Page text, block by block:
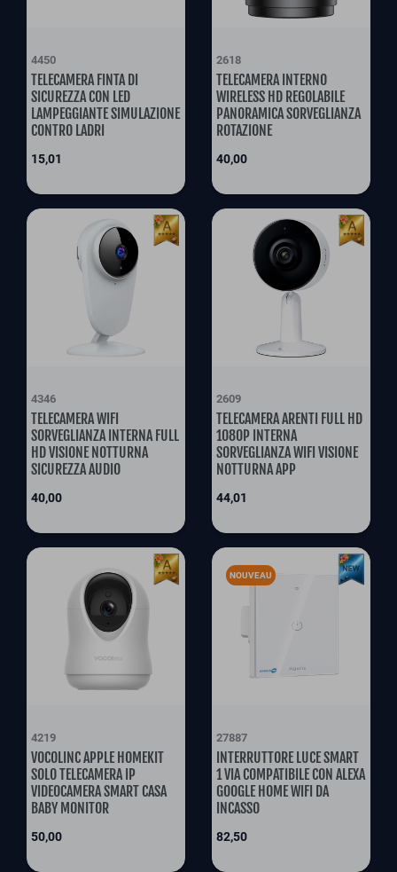
4450
TELECAMERA FINTA DI
SICUREZZA CON LED
LAMPEGGIANTE SIMULAZIONE
CONTRO LADRI
Prix
15,01
2618
TELECAMERA INTERNO
WIRELESS HD REGOLABILE
PANORAMICA SORVEGLIANZA
ROTAZIONE
Prix
40,00
4346
TELECAMERA WIFI
SORVEGLIANZA INTERNA FULL
HD VISIONE NOTTURNA
SICUREZZA AUDIO
Prix
40,00
2609
TELECAMERA ARENTI FULL HD
1080P INTERNA
SORVEGLIANZA WIFI VISIONE
NOTTURNA APP
Prix
44,01
4219
VOCOLINC APPLE HOMEKIT
SOLO TELECAMERA IP
VIDEOCAMERA SMART CASA
BABY MONITOR
Prix
50,00
NOUVEAU
27887
INTERRUTTORE LUCE SMART
1 VIA COMPATIBILE CON ALEXA
GOOGLE HOME WIFI DA
INCASSO
Prix
82,50